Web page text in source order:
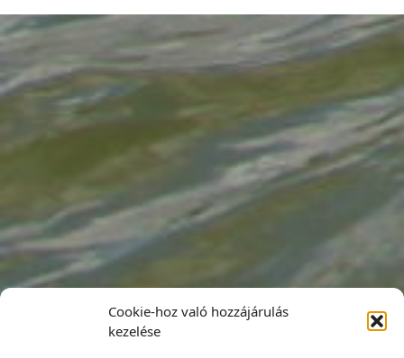
Cookie-hoz való hozzájárulás
kezelése